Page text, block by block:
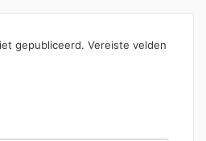
gepubliceerd. Vereiste velden